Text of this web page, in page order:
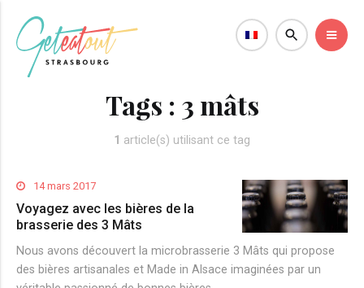
Tags : 3 mâts
1 article(s) utilisant ce tag
14 mars 2017
Voyagez avec les bières de la
brasserie des 3 Mâts
Nous avons découvert la microbrasserie 3 Mâts qui propose
des bières artisanales et Made in Alsace imaginées par un